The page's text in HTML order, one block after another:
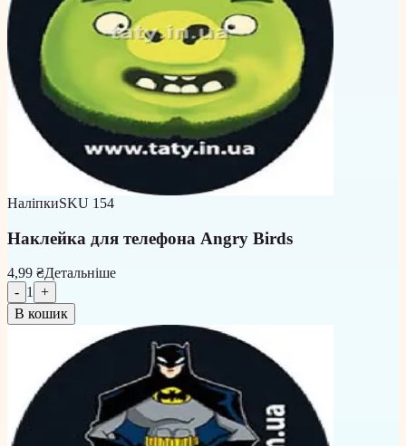
НаліпкиSKU 154
Наклейка для телефона Angry Birds
4,99 ₴Детальніше
- 1
+
В кошик